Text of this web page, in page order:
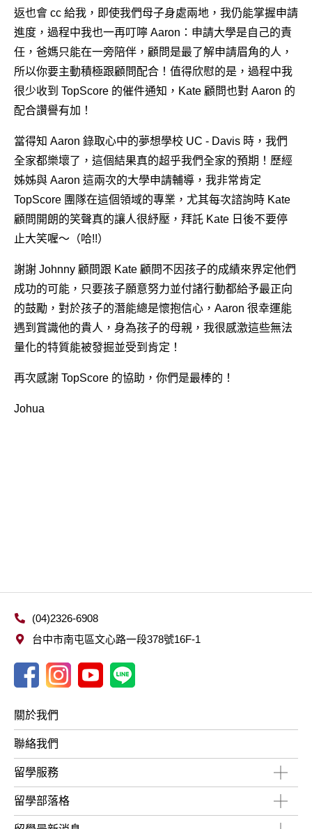
返也會 cc 給我，即使我們母子身處兩地，我仍能掌握申請
進度，過程中我也一再叮嚀 Aaron：申請大學是自己的責
任，爸媽只能在一旁陪伴，顧問是最了解申請眉角的人，
所以你要主動積極跟顧問配合！值得欣慰的是，過程中我
很少收到 TopScore 的催件通知，Kate 顧問也對 Aaron 的
配合讚譽有加！
當得知 Aaron 錄取心中的夢想學校 UC - Davis 時，我們
全家都樂壞了，這個結果真的超乎我們全家的預期！歷經
姊姊與 Aaron 這兩次的大學申請輔導，我非常肯定
TopScore 團隊在這個領域的專業，尤其每次諮詢時 Kate
顧問開朗的笑聲真的讓人很紓壓，拜託 Kate 日後不要停
止大笑喔～（哈!!）
謝謝 Johnny 顧問跟 Kate 顧問不因孩子的成績來界定他們
成功的可能，只要孩子願意努力並付諸行動都給予最正向
的鼓勵，對於孩子的潛能總是懷抱信心，Aaron 很幸運能
遇到賞識他的貴人，身為孩子的母親，我很感激這些無法
量化的特質能被發掘並受到肯定！
再次感謝 TopScore 的協助，你們是最棒的！
Johua
(04)2326-6908
台中市南屯區文心路一段378號16F-1
關於我們
聯絡我們
留學服務
留學部落格